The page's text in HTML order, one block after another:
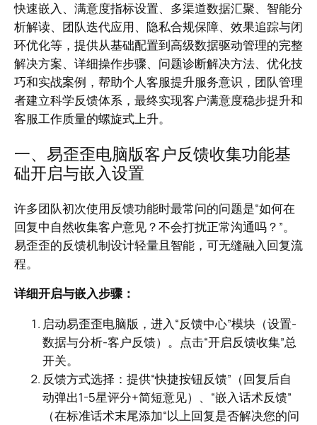
快速嵌入、满意度指标设置、多渠道数据汇聚、智能分
析解读、团队迭代应用、隐私合规保障、效果追踪与闭
环优化等，提供从基础配置到高级数据驱动管理的完整
解决方案、详细操作步骤、问题诊断解决方法、优化技
巧和实战案例，帮助个人客服提升服务意识，团队管理
者建立科学反馈体系，最终实现客户满意度稳步提升和
客服工作质量的螺旋式上升。
一、易歪歪电脑版客户反馈收集功能基
础开启与嵌入设置
许多团队初次使用反馈功能时最常问的问题是“如何在
回复中自然收集客户意见？不会打扰正常沟通吗？”。
易歪歪的反馈机制设计轻量且智能，可无缝融入回复流
程。
详细开启与嵌入步骤：
启动易歪歪电脑版，进入“反馈中心”模块（设置-
数据与分析-客户反馈）。点击“开启反馈收集”总
开关。
反馈方式选择：提供“快捷按钮反馈”（回复后自
动弹出1-5星评分+简短意见）、“嵌入话术反馈”
（在标准话术末尾添加“以上回复是否解决您的问